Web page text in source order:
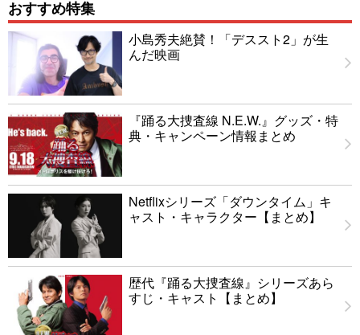
おすすめ特集
小島秀夫絶賛！「デススト2」が生
んだ映画
『踊る大捜査線 N.E.W.』グッズ・特
典・キャンペーン情報まとめ
Netflixシリーズ「ダウンタイム」キ
ャスト・キャラクター【まとめ】
歴代『踊る大捜査線』シリーズあら
すじ・キャスト【まとめ】